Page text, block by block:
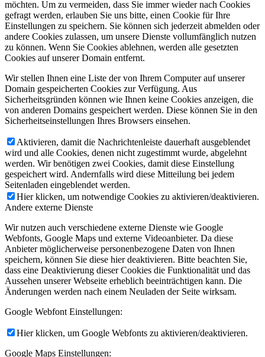
möchten. Um zu vermeiden, dass Sie immer wieder nach Cookies
gefragt werden, erlauben Sie uns bitte, einen Cookie für Ihre
Einstellungen zu speichern. Sie können sich jederzeit abmelden oder
andere Cookies zulassen, um unsere Dienste vollumfänglich nutzen
zu können. Wenn Sie Cookies ablehnen, werden alle gesetzten
Cookies auf unserer Domain entfernt.
Wir stellen Ihnen eine Liste der von Ihrem Computer auf unserer
Domain gespeicherten Cookies zur Verfügung. Aus
Sicherheitsgründen können wie Ihnen keine Cookies anzeigen, die
von anderen Domains gespeichert werden. Diese können Sie in den
Sicherheitseinstellungen Ihres Browsers einsehen.
Aktivieren, damit die Nachrichtenleiste dauerhaft ausgeblendet
wird und alle Cookies, denen nicht zugestimmt wurde, abgelehnt
werden. Wir benötigen zwei Cookies, damit diese Einstellung
gespeichert wird. Andernfalls wird diese Mitteilung bei jedem
Seitenladen eingeblendet werden.
Hier klicken, um notwendige Cookies zu aktivieren/deaktivieren.
Andere externe Dienste
Wir nutzen auch verschiedene externe Dienste wie Google
Webfonts, Google Maps und externe Videoanbieter. Da diese
Anbieter möglicherweise personenbezogene Daten von Ihnen
speichern, können Sie diese hier deaktivieren. Bitte beachten Sie,
dass eine Deaktivierung dieser Cookies die Funktionalität und das
Aussehen unserer Webseite erheblich beeinträchtigen kann. Die
Änderungen werden nach einem Neuladen der Seite wirksam.
Google Webfont Einstellungen:
Hier klicken, um Google Webfonts zu aktivieren/deaktivieren.
Google Maps Einstellungen: